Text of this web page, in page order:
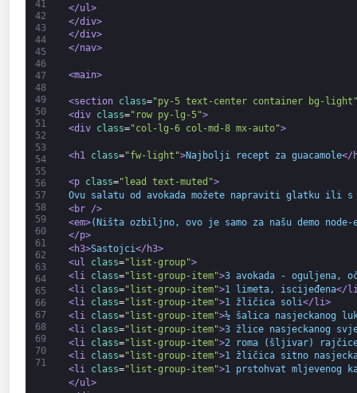
41
42
43
44
45
46
47
48
49
50
51
52
53
54
55
56
57
58
59
60
61
62
63
64
65
66
67
68
69
70
71
</ul>
</div>
</div>
</nav>
<main>
<section class="py-5 text-center container bg-
<div class="row py-lg-5">
<div class="col-lg-6 col-md-8 mx-auto">
<h1 class="fw-light">Najbolji recept za guacamole</
<p class="lead text-muted">
Ovu salatu od avokada možete napraviti glatku ili s
<br />
<em>(Ništa ozbiljno, ovo je samo za našu demo
</p>
<h3>Sastojci</h3>
<ul
class="list-group">
<li
class="list-group-item">3 avokada - oguljena,
<li
class="list-group-item">1 limeta, iscijeđena</
<li class="list-group-item">1 žličica soli</li>
<li class="list-group-item">½ šalica nasjeckanog
<li class="list-group-item">3 žlice nasjeckanog
<li
class="list-group-item">2 roma (šljivar)
<li class="list-group-item">1 žličica sitno
<li class="list-group-item">1 prstohvat mljevenog
</ul>